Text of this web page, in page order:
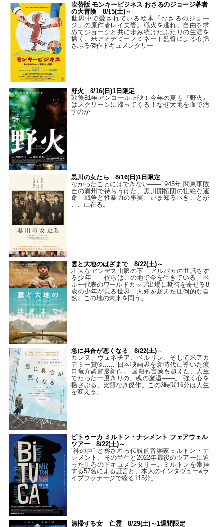
吹替版 モンキービジネス おさるのジョージ著者
の大冒険 8/15(土)～
世界中で愛されている絵本「おさるのジョー
ジ」の原作者レイ夫妻。戦火を逃れ、自由を求
めてジョージと共に歩み続けたふたりの生涯を
描く、米アカデミーノミネート監督による心揺
さぶる傑作ドキュメンタリー
野火 8/16(日)1日限定
戦後81年アンコール上映！今年の夏も『野火』
はスクリーンに帰ってくる！なぜ大地を血で汚
すのか
黒川の女たち 8/16(日)1日限定
なかったことにはできない——1945年 関東軍敗
走の満州で待ちうけた、黒川開拓団の壮絶な運
命―戦争と性暴力の事実、いま知るべきことが
ここに在る。
雲と大地のはざまで 8/22(土)～
壮大なアンデス山脈の下、アルパカの世話をす
る少年――僕らはこの地で今を生きている。ペ
ルー代表のワールドカップ出場に期待を寄せる8
歳の少年が見る世界。人知を超えた圧倒的な自
然。この地の未来を問う。
急に具合が悪くなる 8/22(土)～
カンヌ、ヴェネチア、ベルリン、そして米アカ
デミー賞®…… 日本映画界を新時代に導いた濱
口竜介監督最新作。 国籍も言葉も超えた、人生
でたった一度きりの、魂の邂逅――。 強く心を
揺さぶる、比類なき傑作。この3時間16分は人生
を変える。
ビトゥーカ ミルトン・ナシメント フェアウェル
ツアー 8/22(土)～
“神の声” と称される伝説的音楽家ミルトン・ナ
シメント、その半生と2022年最後のツアーに迫
った圧巻のドキュメンタリー。ミルトンを崇拝
する57名による証言と、本人のインタヴュー&ラ
イブフッテージで綴る115分。
清掃する女 亡霊 8/29(土)～1週間限定